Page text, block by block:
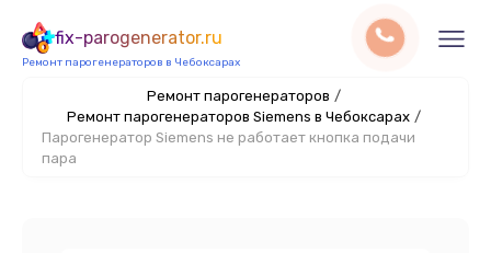
fix-parogenerator.ru
Ремонт парогенераторов в Чебоксарах
Ремонт парогенераторов /
Ремонт парогенераторов Siemens в Чебоксарах /
Парогенератор Siemens не работает кнопка подачи
пара